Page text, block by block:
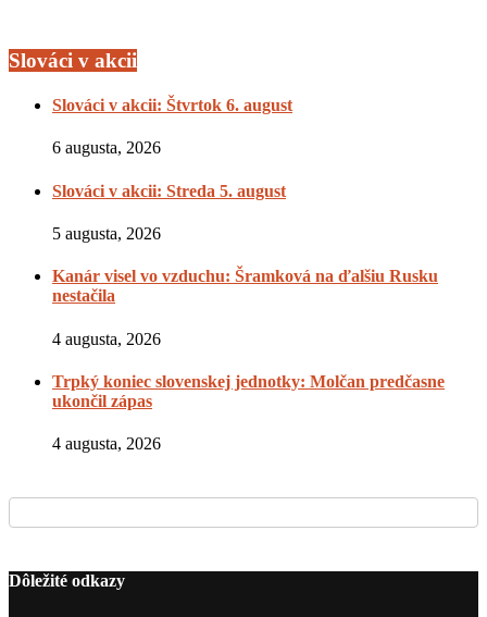
Slováci v akcii
Slováci v akcii: Štvrtok 6. august
6 augusta, 2026
Slováci v akcii: Streda 5. august
5 augusta, 2026
Kanár visel vo vzduchu: Šramková na ďalšiu Rusku
nestačila
4 augusta, 2026
Trpký koniec slovenskej jednotky: Molčan predčasne
ukončil zápas
4 augusta, 2026
Dôležité odkazy